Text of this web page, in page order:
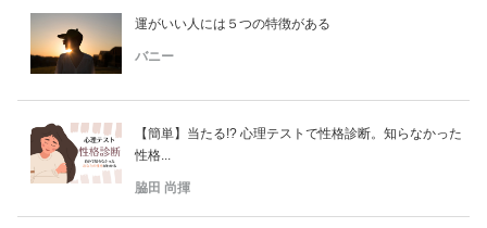
運がいい人には５つの特徴がある
バニー
【簡単】当たる!? 心理テストで性格診断。知らなかった
性格...
脇田 尚揮